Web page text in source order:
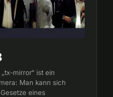
mirror“ ist ein
Man kann sich
eines